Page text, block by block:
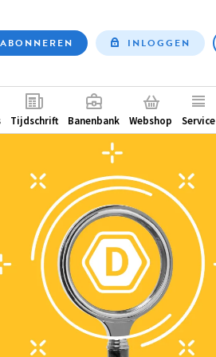
ABONNEREN INLOGGEN
Tijdschrift Banenbank Webshop Service